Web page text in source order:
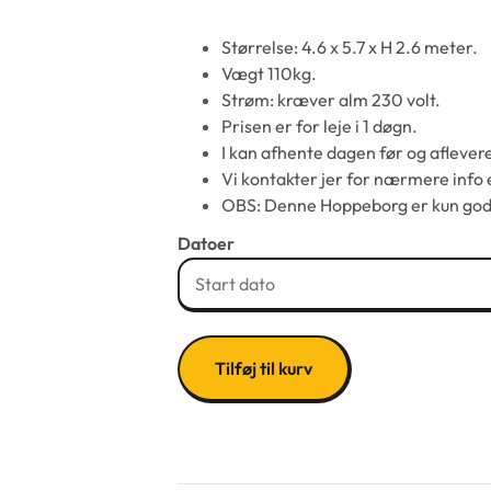
Størrelse: 4.6 x 5.7 x H 2.6 meter.
Vægt 110kg.
Strøm: kræver alm 230 volt.
Prisen er for leje i 1 døgn.
I kan afhente dagen før og
Vi kontakter jer for nærmere info
OBS: Denne Hoppeborg er kun
Datoer
Tilføj til kurv